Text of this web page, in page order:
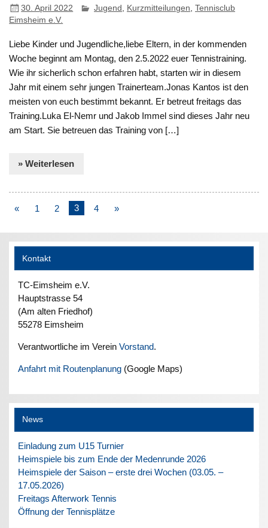
30. April 2022 Jugend Kurzmitteilungen ,Tennisclub
Eimsheim e.V.
Liebe Kinder und Jugendliche,liebe Eltern, in der kommenden
Woche beginnt am Montag, den 2.5.2022 euer Tennistraining.
Wie ihr sicherlich schon erfahren habt, starten wir in diesem
Jahr mit einem sehr jungen Trainerteam.Jonas Kantos ist den
meisten von euch bestimmt bekannt. Er betreut freitags das
Training.Luka El-Nemr und Jakob Immel sind dieses Jahr neu
am Start. Sie betreuen das Training von […]
» Weiterlesen
« 1 2 3 4 »
Kontakt
TC-Eimsheim e.V.
Hauptstrasse 54
(Am alten Friedhof)
55278 Eimsheim
Verantwortliche im VereinVorstand.
Anfahrt mit Routenplanung (Google Maps)
News
Einladung zum U15 Turnier
Heimspiele bis zum Ende der Medenrunde 2026
Heimspiele der Saison – erste drei Wochen (03.05. –
17.05.2026)
Freitags Afterwork Tennis
Öffnung der Tennisplätze